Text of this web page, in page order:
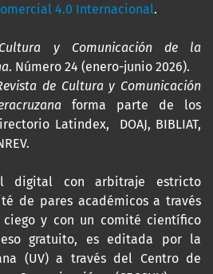
4.0 Internacional.
y Comunicación de la
. Número 24 (enero-junio 2026).
de Cultura y Comunicación
forma parte de los
Latindex, DOAJ, BIBLIAT,
digital con arbitraje estricto
de pares académicos a través
y con un comité científico
gratuito, es editada por la
(UV) a través del Centro de